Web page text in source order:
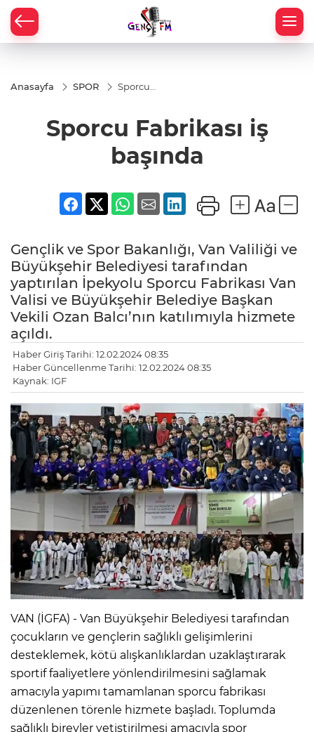
Anasayfa SPOR
Sporcu
başında
Sporcu Fabrikası iş
başında
Gençlik ve Spor Bakanlığı, Van Valiliği ve
Büyükşehir Belediyesi tarafından
yaptırılan İpekyolu Sporcu Fabrikası Van
Valisi ve Büyükşehir Belediye Başkan
Vekili Ozan Balcı’nın katılımıyla hizmete
açıldı.
Haber Giriş Tarihi: 12.02.2024 08:35
Haber Güncellenme Tarihi: 12.02.2024 08:35
Kaynak: IGF
VAN (İGFA) - Van Büyükşehir Belediyesi tarafından
çocukların ve gençlerin sağlıklı gelişimlerini
desteklemek, kötü alışkanlıklardan uzaklaştırarak
sportif faaliyetlere yönlendirilmesini sağlamak
amacıyla yapımı tamamlanan sporcu fabrikası
düzenlenen törenle hizmete başladı. Toplumda
sağlıklı bireyler yetiştirilmesi amacıyla spor